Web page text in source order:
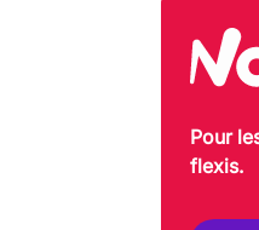
Pour
flexis.